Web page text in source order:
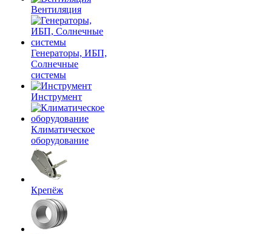
Вентиляция
Генераторы, ИБП,
Солнечные
системы
Инструмент
Климатическое
оборудование
Крепёж